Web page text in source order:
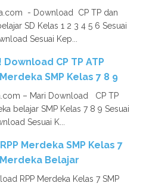
- Download CP TP dan
SD Kelas 1 2 3 4 5 6 Sesuai
Sesuai Kep...
Download CP TP ATP
SMP Kelas 7 8 9
– Mari Download CP TP
belajar SMP Kelas 7 8 9 Sesuai
Sesuai K...
Merdeka SMP Kelas 7
Belajar
RPP Merdeka Kelas 7 SMP